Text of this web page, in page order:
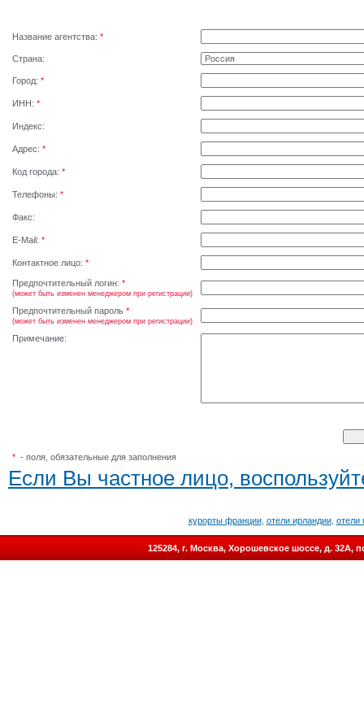
Название агентства: *
Страна:
Город: *
ИНН: *
Индекс:
Адрес: *
Код города: *
Телефоны: *
Факс:
E-Mail: *
Контактное лицо: *
Предпочтительный логин: *
(может быть изменен менеджером при регистрации)
Предпочтительный пароль *
(может быть изменен менеджером при регистрации)
Примечание:
* - поля, обязательные для заполнения
Если Вы частное лицо,
курорты франции, отели ирландии, отели
125284, г. Москва, Хорошевское шоссе, д.